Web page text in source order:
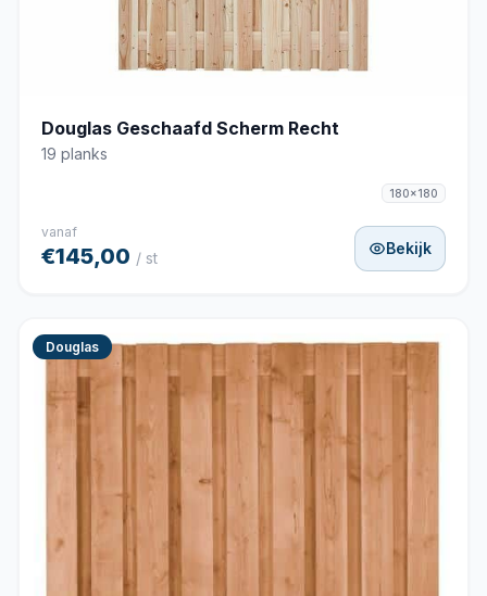
Douglas Geschaafd Scherm Recht
19 planks
180x180
vanaf
€145,00 / st
Bekijk
Douglas